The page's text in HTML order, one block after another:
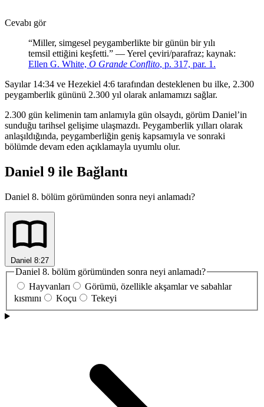
Cevabı gör
“Miller, simgesel peygamberlikte bir günün bir yılı
temsil ettiğini keşfetti.” — Yerel çeviri/parafraz; kaynak:
Ellen G. White, O Grande Conflito, p. 317, par. 1.
Sayılar 14:34 ve Hezekiel 4:6 tarafından desteklenen bu ilke, 2.300
peygamberlik gününü 2.300 yıl olarak anlamamızı sağlar.
2.300 gün kelimenin tam anlamıyla gün olsaydı, görüm Daniel’in
sunduğu tarihsel gelişime ulaşmazdı. Peygamberlik yılları olarak
anlaşıldığında, peygamberliğin geniş kapsamıyla ve sonraki
bölümde devam eden açıklamayla uyumlu olur.
Daniel 9 ile Bağlantı
Daniel 8. bölüm görümünden sonra neyi anlamadı?
Daniel 8:27
Daniel 8. bölüm görümünden sonra neyi anlamadı?
Hayvanları
Görümü, özellikle akşamlar ve sabahlar
kısmını
Koçu Tekeyi